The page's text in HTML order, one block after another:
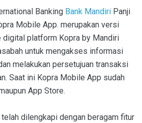
Banking Bank Mandiri Panji
Mobile App. merupakan versi
platform Kopra by Mandiri
untuk mengakses informasi
melakukan persetujuan transaksi
Saat ini Kopra Mobile App sudah
App Store.
dilengkapi dengan beragam fitur